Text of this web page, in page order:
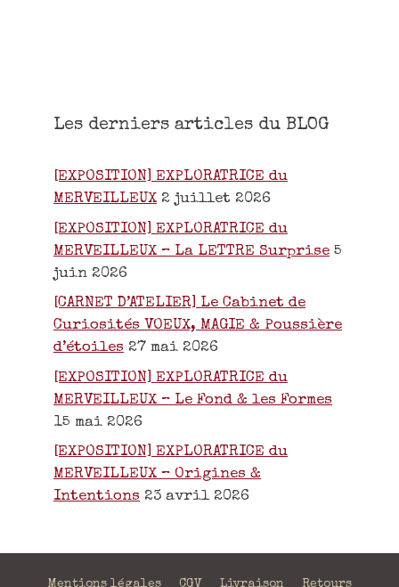
Les derniers articles du BLOG
[EXPOSITION] EXPLORATRICE du
MERVEILLEUX 2 juillet 2026
[EXPOSITION] EXPLORATRICE du
MERVEILLEUX – La LETTRE Surprise 5
juin 2026
[CARNET D’ATELIER] Le Cabinet de
Curiosités VOEUX, MAGIE & Poussière
d’étoiles 27 mai 2026
[EXPOSITION] EXPLORATRICE du
MERVEILLEUX – Le Fond & les Formes
15 mai 2026
[EXPOSITION] EXPLORATRICE du
MERVEILLEUX – Origines &
Intentions 23 avril 2026
Mentions légales CGV Livraison Retours